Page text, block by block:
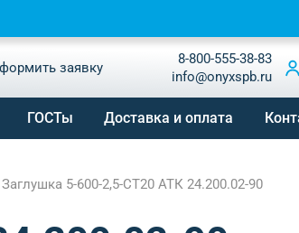
заявку
8-800-555-38-83
info@onyxspb.ru
ГОСТы Доставка и оплата
Заглушка 5-600-2,5-СТ20 АТК 24.200.02-90